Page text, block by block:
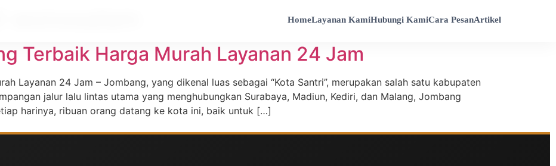
HomeLayanan KamiHubungi KamiCara PesanArtikel
Terbaik Harga Murah Layanan 24 Jam
Layanan 24 Jam – Jombang, yang dikenal luas sebagai “Kota Santri”, merupakan salah satu kabupaten
jalur lalu lintas utama yang menghubungkan Surabaya, Madiun, Kediri, dan Malang, Jombang
harinya, ribuan orang datang ke kota ini, baik untuk […]